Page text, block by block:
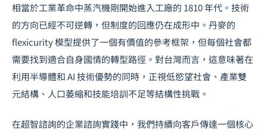
相當於工業革命中蒸汽機剛開始進入工廠的 1810 年代。技術
的方向已經不可逆轉，但制度的回應仍在成形中。丹麥的
flexicurity 模型提供了一個有價值的參考框架，但每個社會都
需要找到適合自身國情的轉型路徑。對台灣而言，這意味著在
利用半導體和 AI 技術優勢的同時，正視低慾望社會 、產業雙
元結構、人口萎縮和技能培訓不足等結構性挑戰。
在超智諮詢的企業諮詢實踐中，我們持續向客戶傳達一個核心